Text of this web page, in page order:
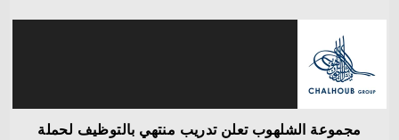
مجموعة الشلهوب تعلن تدريب منتهي بالتوظيف لحملة